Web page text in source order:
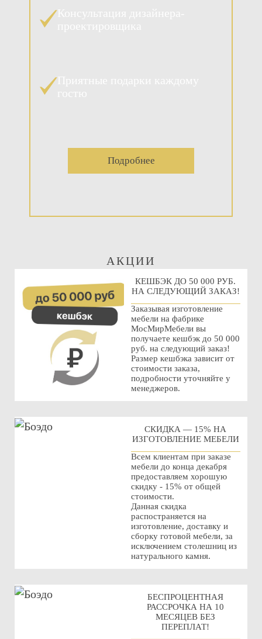
Подробнее
АКЦИИ
КЕШБЭК ДО 50 000 РУБ.
НА СЛЕДУЮЩИЙ ЗАКАЗ!
Заказывая изготовление
мебели на фабрике
МосМирМебели вы
получаете кешбэк до 50 000
руб. на следующий заказ!
Размер кешбэка зависит от
стоимости заказа,
подробности уточняйте у
менеджеров.
СКИДКА — 15% НА
ИЗГОТОВЛЕНИЕ МЕБЕЛИ
Всем клиентам при заказе
мебели до конца декабря
предоставляем хорошую
скидку - 15% от общей
стоимости.
Данная скидка
распостраняется на
изготовление, доставку и
сборку готовой мебели, за
исключением столешниц из
натурального камня.
БЕСПРОЦЕНТНАЯ
РАССРОЧКА НА 10
МЕСЯЦЕВ БЕЗ
ПЕРЕПЛАТ!